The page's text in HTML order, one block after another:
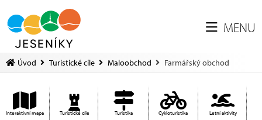
MENU
Úvod Turistické cíle Maloobchod Farmářský obchod
Interaktivní mapa Turistické cíle Turistika Cykloturistika Letní aktivity